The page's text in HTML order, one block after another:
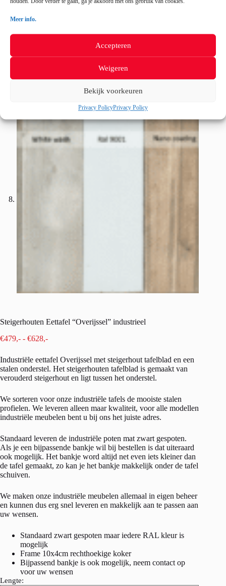
Meer info.
Accepteren
Weigeren
Bekijk voorkeuren
Privacy PolicyPrivacy Policy
Steigerhouten Eettafel “Overijssel” industrieel
€479,- - €628,-Prijsklasse:
tot
€628,-
Industriële eettafel Overijssel met steigerhout tafelblad en een
stalen onderstel. Het steigerhouten tafelblad is gemaakt van
verouderd steigerhout en ligt tussen het onderstel.
We sorteren voor onze industriële tafels de mooiste stalen
profielen. We leveren alleen maar kwaliteit, voor alle modellen
industriële meubelen bent u bij ons het juiste adres.
Standaard leveren de industriële poten mat zwart gespoten.
Als je een bijpassende bankje wil bij bestellen is dat uiteraard
ook mogelijk. Het bankje word altijd net even iets kleiner dan
de tafel gemaakt, zo kan je het bankje makkelijk onder de tafel
schuiven.
We maken onze industriële meubelen allemaal in eigen beheer
en kunnen dus erg snel leveren en makkelijk aan te passen aan
uw wensen.
Standaard zwart gespoten maar iedere RAL kleur is
mogelijk
Frame 10x4cm rechthoekige koker
Bijpassend bankje is ook mogelijk, neem contact op
voor uw wensen
Lengte: